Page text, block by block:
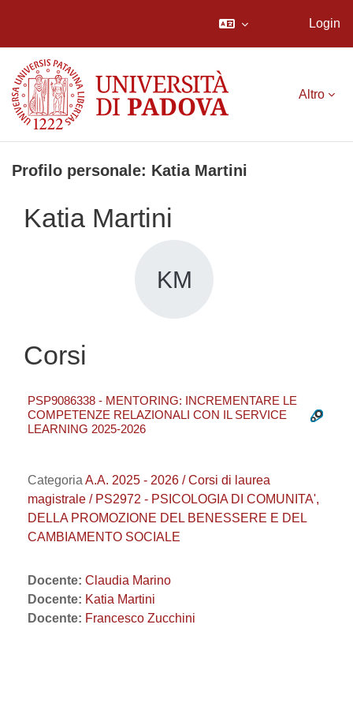
Login
Altro
Profilo personale: Katia Martini
Katia Martini
KM
Corsi
PSP9086338 - MENTORING: INCREMENTARE LE
COMPETENZE RELAZIONALI CON IL SERVICE
LEARNING 2025-2026
Categoria A.A. 2025 - 2026 / Corsi di laurea
magistrale / PS2972 - PSICOLOGIA DI COMUNITA',
DELLA PROMOZIONE DEL BENESSERE E DEL
CAMBIAMENTO SOCIALE
Docente: Claudia Marino
Docente: Katia Martini
Docente: Francesco Zucchini